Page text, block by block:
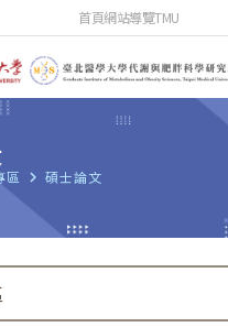
首頁網站導覽TMU
區 navigate_next 碩士論文